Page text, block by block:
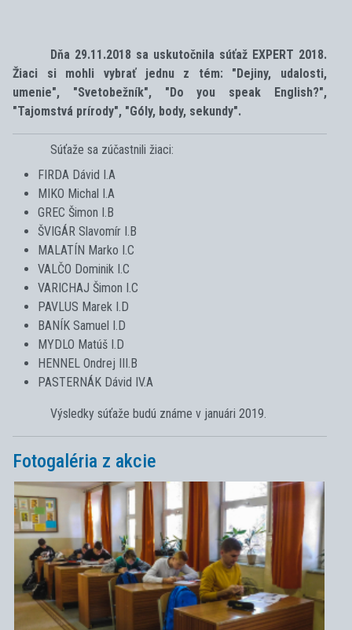
Dňa 29.11.2018 sa uskutočnila súťaž EXPERT 2018.
Žiaci si mohli vybrať jednu z tém: "Dejiny, udalosti,
umenie", "Svetobežník", "Do you speak English?",
"Tajomstvá prírody", "Góly, body, sekundy".
Súťaže sa zúčastnili žiaci:
FIRDA Dávid I.A
MIKO Michal I.A
GREC Šimon I.B
ŠVIGÁR Slavomír I.B
MALATÍN Marko I.C
VALČO Dominik I.C
VARICHAJ Šimon I.C
PAVLUS Marek I.D
BANÍK Samuel I.D
MYDLO Matúš I.D
HENNEL Ondrej III.B
PASTERNÁK Dávid IV.A
Výsledky súťaže budú známe v januári 2019.
Fotogaléria z akcie